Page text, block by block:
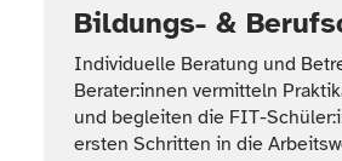
Bildungs- &
Individuelle Beratung und
Berater:innen vermitteln
und begleiten die FIT-
ersten Schritten in die